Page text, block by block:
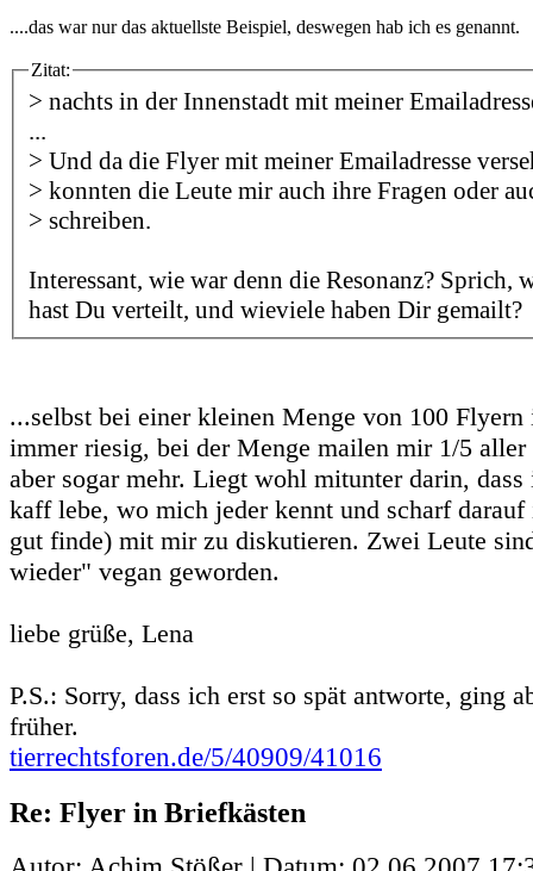
....das war nur das aktuellste Beispiel, deswegen hab ich es genannt.
Zitat:
> nachts in der Innenstadt mit meiner
...
> Und da die Flyer mit meiner Emailadresse
> konnten die Leute mir auch ihre Fragen oder
> schreiben.
Interessant, wie war denn die Resonanz? Sprich,
hast Du verteilt, und wieviele haben Dir gemailt?
...selbst bei einer kleinen Menge von 100 Flyern
immer riesig, bei der Menge mailen mir 1/5 aller
aber sogar mehr. Liegt wohl mitunter darin,
kaff lebe, wo mich jeder kennt und scharf
gut finde) mit mir zu diskutieren. Zwei Leute
wieder" vegan geworden.
liebe grüße, Lena
P.S.: Sorry, dass ich erst so spät antworte, ging
früher.
tierrechtsforen.de/5/40909/41016
Re: Flyer in Briefkästen